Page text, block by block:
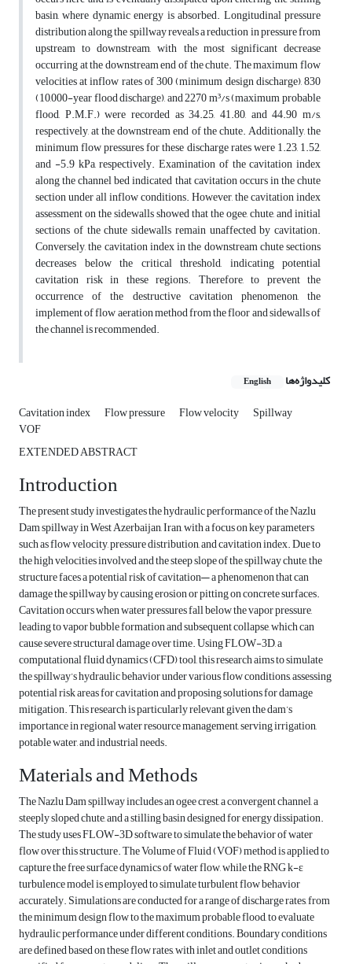
basin, where dynamic energy is absorbed. Longitudinal pressure
distribution along the spillway reveals a reduction in pressure from
upstream to downstream, with the most significant decrease
occurring at the downstream end of the chute. The maximum flow
velocities at inflow rates of 300 (minimum design discharge), 830
(10,000-year flood discharge), and 2270 m³/s (maximum probable
flood, P.M.F.) were recorded as 34.25, 41.80, and 44.90 m/s,
respectively, at the downstream end of the chute. Additionally, the
minimum flow pressures for these discharge rates were 1.23, 1.52,
and -5.9 kPa, respectively. Examination of the cavitation index
along the channel bed indicated that cavitation occurs in the chute
section under all inflow conditions. However, the cavitation index
assessment on the sidewalls showed that the ogee, chute, and initial
sections of the chute sidewalls remain unaffected by cavitation.
Conversely, the cavitation index in the downstream chute sections
decreases below the critical threshold, indicating potential
cavitation risk in these regions. Therefore, to prevent the
occurrence of the destructive cavitation phenomenon, the
implement of flow aeration method from the floor and sidewalls of
the channel is recommended.
کلیدواژه‌ها English
Cavitation index Flow pressure Flow velocity Spillway
VOF
EXTENDED ABSTRACT
Introduction
The present study investigates the hydraulic performance of the Nazlu
Dam spillway in West Azerbaijan, Iran, with a focus on key parameters
such as flow velocity, pressure distribution, and cavitation index. Due to
the high velocities involved and the steep slope of the spillway chute, the
structure faces a potential risk of cavitation— a phenomenon that can
damage the spillway by causing erosion or pitting on concrete surfaces.
Cavitation occurs when water pressures fall below the vapor pressure,
leading to vapor bubble formation and subsequent collapse, which can
cause severe structural damage over time. Using FLOW-3D, a
computational fluid dynamics (CFD) tool, this research aims to simulate
the spillway’s hydraulic behavior under various flow conditions, assessing
potential risk areas for cavitation and proposing solutions for damage
mitigation. This research is particularly relevant given the dam’s
importance in regional water resource management, serving irrigation,
potable water, and industrial needs.
Materials and Methods
The Nazlu Dam spillway includes an ogee crest, a convergent channel, a
steeply sloped chute, and a stilling basin designed for energy dissipation.
The study uses FLOW-3D software to simulate the behavior of water
flow over this structure. The Volume of Fluid (VOF) method is applied to
capture the free surface dynamics of water flow, while the RNG k-ε
turbulence model is employed to simulate turbulent flow behavior
accurately. Simulations are conducted for a range of discharge rates, from
the minimum design flow to the maximum probable flood, to evaluate
hydraulic performance under different conditions. Boundary conditions
are defined based on these flow rates, with inlet and outlet conditions